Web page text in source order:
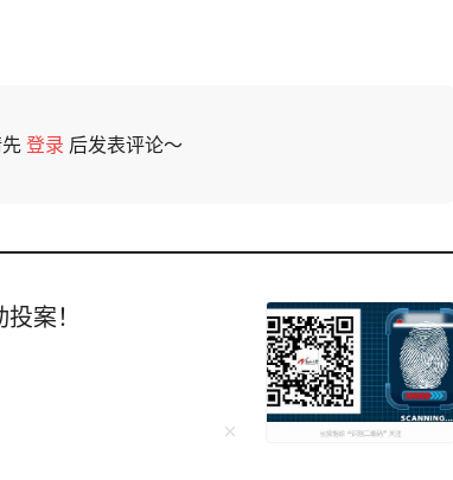
登录 后发表评论～
案！